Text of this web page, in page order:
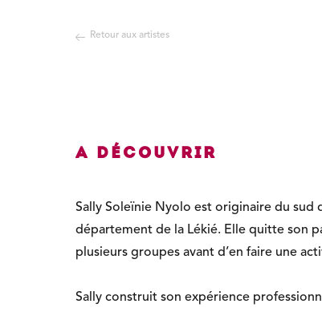
Retour aux artistes
A découvrir
Sally Soleïnie Nyolo est originaire du sud
département de la Lékié. Elle quitte son
plusieurs groupes avant d’en faire une
Sally construit son expérience